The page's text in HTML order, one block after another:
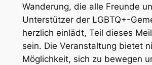
Wanderung, die alle Freunde
Unterstützer der LGBTQ+-
herzlich einlädt, Teil dieses
sein. Die Veranstaltung bietet
Möglichkeit, sich zu bewegen